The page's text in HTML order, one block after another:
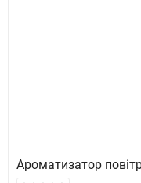
Ароматизатор